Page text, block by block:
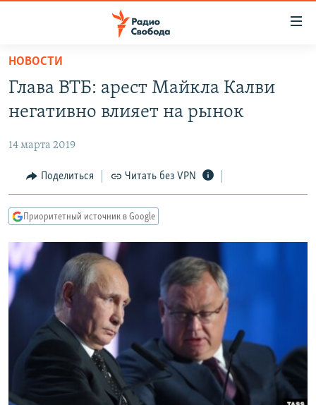
упрощенного
доступа
основному
Вернутся
главной
навигации
Вернутся
поиску
ЦИТАТЫ СВОБОДЫ
МНЕНИЯ
IDEL.РЕАЛИИ
КАВКАЗ.РЕАЛИИ
СЕВЕР.РЕАЛИИ
СИБИРЬ.РЕАЛИИ
РАСПИСАНИЕ ВЕЩАНИЯ
ПОДПИШИТЕСЬ НА РАССЫЛКУ
СОЦИАЛЬНЫЕ СЕТИ
НОВОСТИ
Глава ВТБ: арест Майкла Калви
негативно влияет на рынок
14 марта 2019
Поделиться Читать без VPN
Приоритетный источник в Google